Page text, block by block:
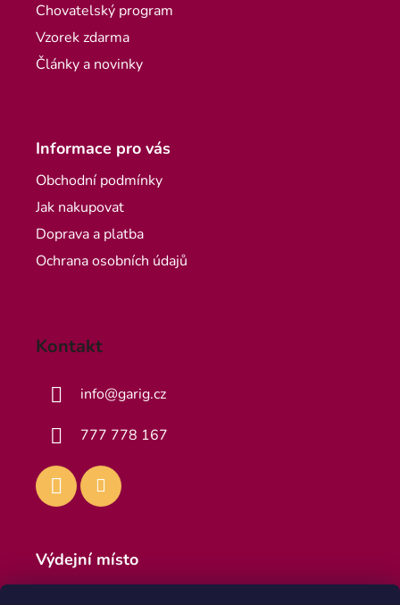
Chovatelský program
Vzorek zdarma
Články a novinky
Informace pro vás
Obchodní podmínky
Jak nakupovat
Doprava a platba
Ochrana osobních údajů
Kontakt
info@garig.cz
777 778 167
Výdejní místo
Výdejna